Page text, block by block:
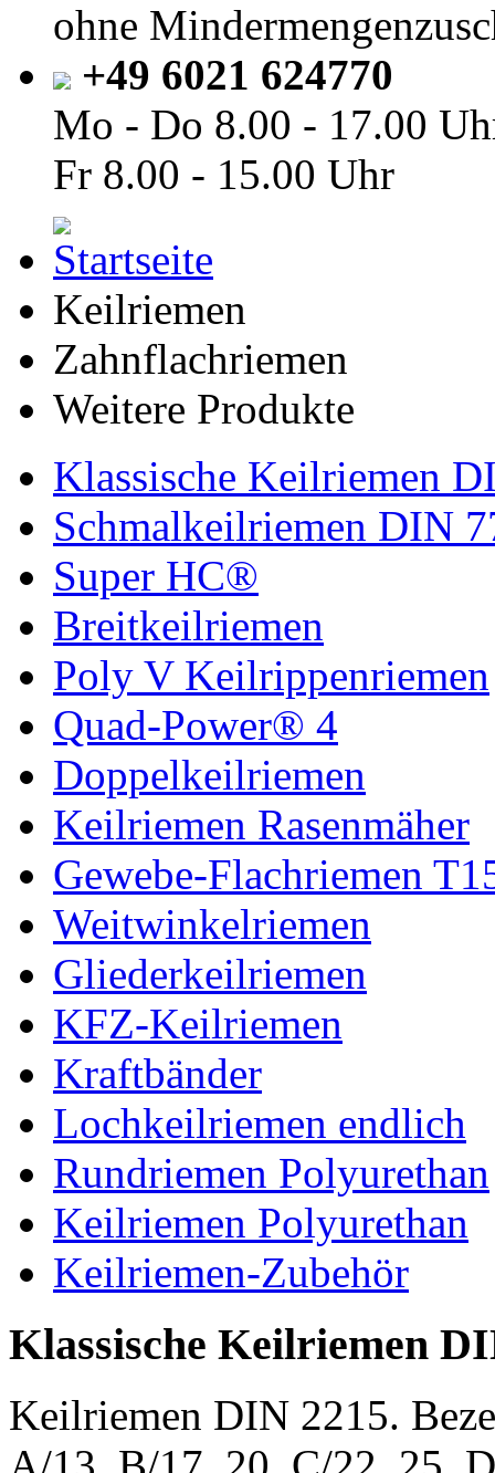
ohne
+49 6021 624770
Mo - Do 8.00 - 17.00
Fr 8.00 - 15.00 Uhr
Keilriemen
Zahnflachriemen
Weitere Produkte
Klassische Keilriemen
Schmalkeilriemen DIN
Super HC®
Breitkeilriemen
Poly V Keilrippenriemen
Quad-Power® 4
Doppelkeilriemen
Keilriemen Rasenmäher
Gewebe-Flachriemen
Weitwinkelriemen
Gliederkeilriemen
KFZ-Keilriemen
Kraftbänder
Lochkeilriemen endlich
Rundriemen Polyurethan
Keilriemen Polyurethan
Keilriemen-Zubehör
Klassische Keilriemen
Keilriemen DIN 2215.